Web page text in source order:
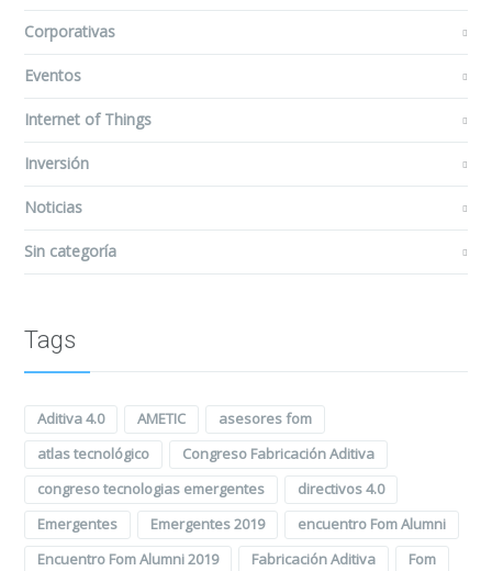
Corporativas
Eventos
Internet of Things
Inversión
Noticias
Sin categoría
Tags
Aditiva 4.0 AMETIC
asesores fom
atlas tecnológico
Congreso Fabricación Aditiva
congreso tecnologias emergentes
directivos 4.0
Emergentes
Emergentes 2019
encuentro Fom Alumni
Encuentro Fom Alumni 2019
Fabricación Aditiva
Fom